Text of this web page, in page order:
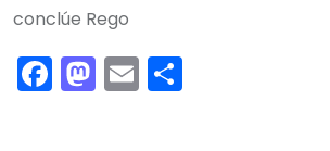
conclúe Rego
F
a
M
a
E
m